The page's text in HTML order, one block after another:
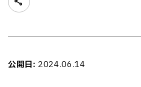
公開日: 2024.06.14